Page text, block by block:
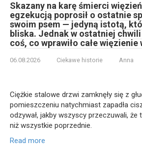
Skazany na karę śmierci
egzekucją poprosił o ostatnie
swoim psem — jedyną istotą,
bliska. Jednak w ostatniej
coś, co wprawiło całe więzienie
06.08.2026 Ciekawe historie Anna
Ciężkie stalowe drzwi zamknęły się z
pomieszczeniu natychmiast zapadła
odzywał, jakby wszyscy przeczuwali, że
niż wszystkie poprzednie.
Read more